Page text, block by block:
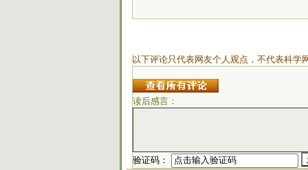
以下评论只代表网友个人观点，不代表科学
读后感言：
验证码：